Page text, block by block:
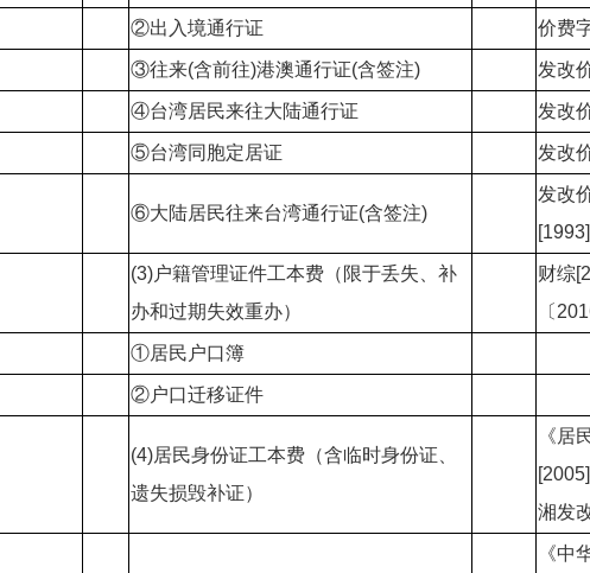
②出入境通行证 价费
③往来(含前往)港澳通行证(含签注) 发改
④台湾居民来往大陆通行证 发改
⑤台湾同胞定居证 发改
⑥大陆居民往来台湾通行证(含签注)
发改
(3)户籍管理证件工本费（限于丢失、补
办和过期失效重办）
财综
〔
①居民户口簿
②户口迁移证件
(4)居民身份证工本费（含临时身份证、
遗失损毁补证）
《居
湘发
《中